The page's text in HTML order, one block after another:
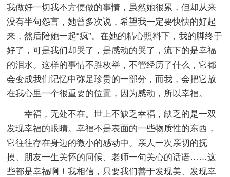
我做好一切我不方便做的事情，虽然她很累，但却从来
没有半句怨言，她曾多次说，希望我一定要快快的好起
来，然后陪她一起“疯”。在她的精心照料下，我的脚终于
好了，可是我们却哭了，是感动的哭了，流下的是幸福
的泪水。这样的事情不胜枚举，不管经历了什么，它都
会变成我们记忆中弥足珍贵的一部分，而我，会把它放
在我心里一个很重要的位置，因为感动，所以幸福。
幸福，无处不在。世上不缺乏幸福，缺乏的是一双
发现幸福的眼睛。幸福不是表面的一些物质性的东西，
它往往存在身边的微小的感动中。亲人一次亲切的抚
摸、朋友一生关怀的问候、老师一句关心的话语……这
些都是幸福啊！我相信，只要我们善于发现美、发现幸